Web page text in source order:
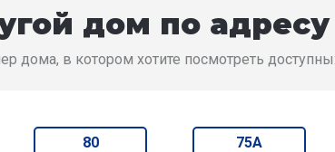
дом по адресу
дома, в котором хотите посмотреть
80 75А